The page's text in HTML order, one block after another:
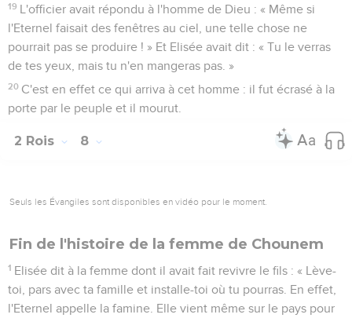
19 L'officier avait répondu à l'homme de Dieu : « Même si
l'Eternel faisait des fenêtres au ciel, une telle chose ne
pourrait pas se produire ! » Et Elisée avait dit : « Tu le verras
de tes yeux, mais tu n'en mangeras pas. »
20 C'est en effet ce qui arriva à cet homme : il fut écrasé à la
porte par le peuple et il mourut.
2 Rois 8
Seuls les Évangiles sont disponibles en vidéo pour le moment.
Fin de l'histoire de la femme de Chounem
1 Elisée dit à la femme dont il avait fait revivre le fils : « Lève-
toi, pars avec ta famille et installe-toi où tu pourras. En effet,
l'Eternel appelle la famine. Elle vient même sur le pays pour